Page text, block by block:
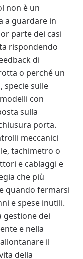
non è un
a guardare in
parte dei casi
rispondendo
di
o perché un
specie sulle
con
sulla
porta.
meccanici
tachimetro o
e cablaggi e
che più
quando fermarsi
e spese inutili.
gestione dei
e nella
il
della